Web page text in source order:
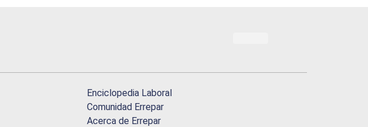
Enciclopedia Laboral
Comunidad Errepar
Acerca de Errepar